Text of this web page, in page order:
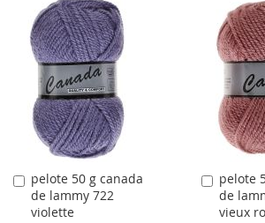
LA
LISTE
D'ACHATS
COMPARATEUR
À
LA
LISTE
pelote 50 g canada
de lammy 722
violette
Ajouter
au
panier
pelote
de
vieux
Ajouter
au
panier